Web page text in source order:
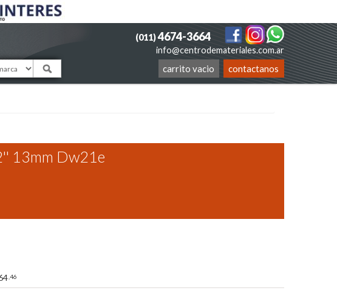
info@centrodemateriales.com.ar
(011)4674-3664
contactanos
carrito vacio
13mm Dw21e
,46